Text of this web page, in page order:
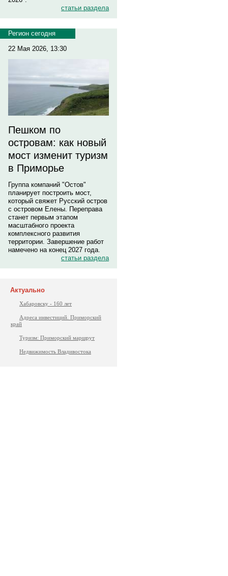
статьи раздела
Регион сегодня
22 Мая 2026, 13:30
Пешком по
островам: как новый
мост изменит туризм
в Приморье
Группа компаний "Остов"
планирует построить мост,
который свяжет Русский остров
с островом Елены. Переправа
станет первым этапом
масштабного проекта
комплексного развития
территории. Завершение работ
намечено на конец 2027 года.
статьи раздела
Актуально
Хабаровску - 160 лет
Адреса инвестиций. Приморский
край
Туризм: Приморский маршрут
Недвижимость Владивостока